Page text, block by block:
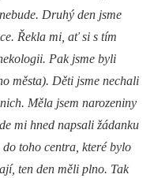
Druhý den jsme
Řekla mi, ať si s tím
Pak jsme byli
města). Děti jsme nechali
Měla jsem narozeniny
mi hned napsali žádanku
toho centra, které bylo
ten den měli plno. Tak